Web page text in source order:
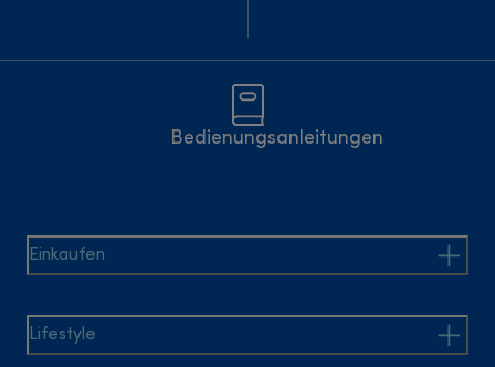
Bedienungsanleitungen
Einkaufen
Lifestyle